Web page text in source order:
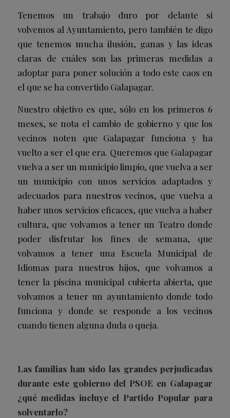
Tenemos un trabajo duro por delante si
volvemos al Ayuntamiento, pero también te digo
que tenemos mucha ilusión, ganas y las ideas
claras de cuáles son las primeras medidas a
adoptar para poner solución a todo este caos en
el que se ha convertido Galapagar.
Nuestro objetivo es que, sólo en los primeros 6
meses, se nota el cambio de gobierno y que los
vecinos noten que Galapagar funciona y ha
vuelto a ser el que era. Queremos que Galapagar
vuelva a ser un municipio limpio, que vuelva a ser
un municipio con unos servicios adaptados y
adecuados para nuestros vecinos, que vuelva a
haber unos servicios eficaces, que vuelva a haber
cultura, que volvamos a tener un Teatro donde
poder disfrutar los fines de semana, que
volvamos a tener una Escuela Municipal de
Idiomas para nuestros hijos, que volvamos a
tener la piscina municipal cubierta abierta, que
volvamos a tener un ayuntamiento donde todo
funciona y donde se responde a los vecinos
cuando tienen alguna duda o queja.
Las familias han sido las grandes perjudicadas
durante este gobierno del PSOE en Galapagar
¿qué medidas incluye el Partido Popular para
solventarlo?